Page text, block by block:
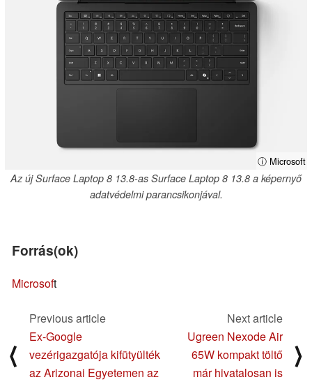
ⓘ Microsoft
Az új Surface Laptop 8 13.8-as Surface Laptop 8 13.8 a képernyő
adatvédelmi parancsikonjával.
Forrás(ok)
Microsoft
⟨
Previous article
Ex-Google
vezérigazgatója kifütyülték
az Arizonai Egyetemen az
Next article
Ugreen Nexode Air
65W kompakt töltő
már hivatalosan is
⟩